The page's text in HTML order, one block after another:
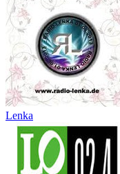
Lenka